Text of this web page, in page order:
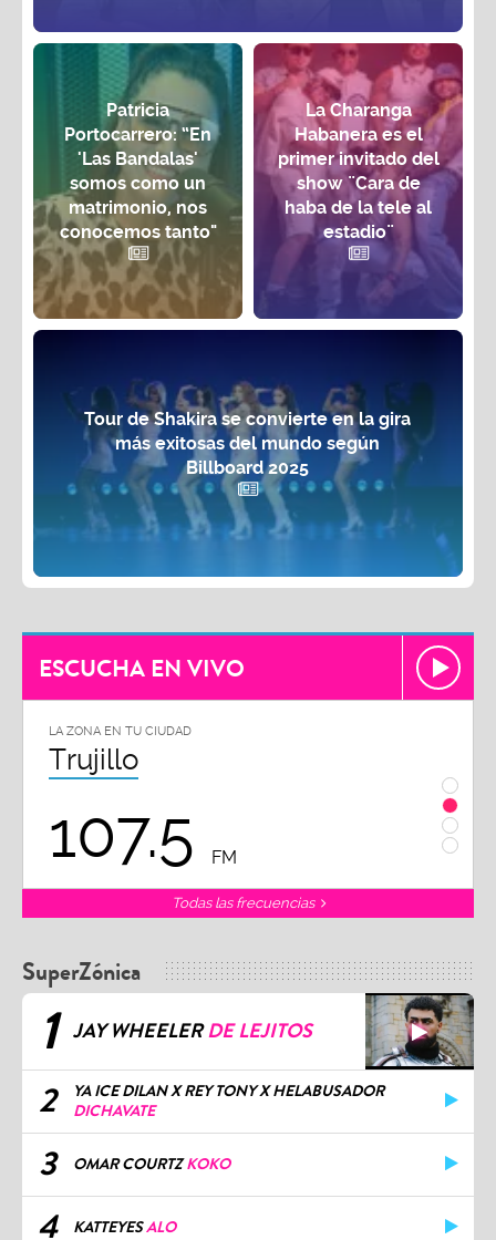
Patricia
Portocarrero: “En
'Las Bandalas'
somos como un
matrimonio, nos
conocemos tanto"
La Charanga
Habanera es el
primer invitado del
show ¨Cara de
haba de la tele al
estadio¨
Tour de Shakira se convierte en la gira
más exitosas del mundo según
Billboard 2025
ESCUCHA EN VIVO
LA ZONA EN TU CIUDAD
Chiclayo
102.3
Todas las frecuencias
SuperZónica
1 JAY WHEELERDE LEJITOS
2
YA ICE DILAN X REY TONY X HELABUSADOR
DICHAVATE
3 OMAR COURTZKOKO
4 KATTEYESALO